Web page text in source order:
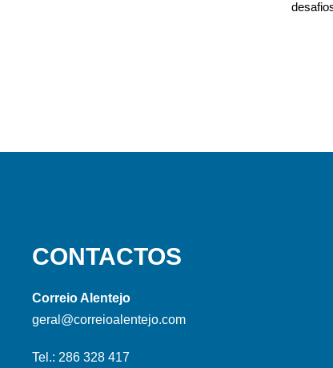
CONTACTOS
Correio Alentejo
geral@correioalentejo.com
Tel.: 286 328 417